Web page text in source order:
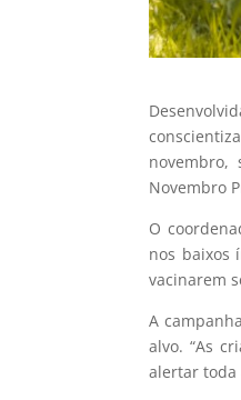
novembro,
Novembro
O
nos baixos
vacinarem
A
alvo. “As
alertar toda